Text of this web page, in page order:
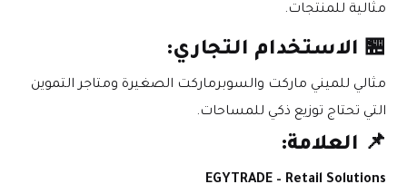
مثالية للمنتجات.
🏪 الاستخدام التجاري:
التي تحتاج توزيع ذكي للمساحات.
📌 العلامة:
EGYTRADE – Retail Solutions